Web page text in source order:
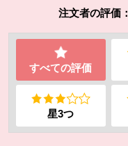
注文者の評価：
すべての評価
星3つ